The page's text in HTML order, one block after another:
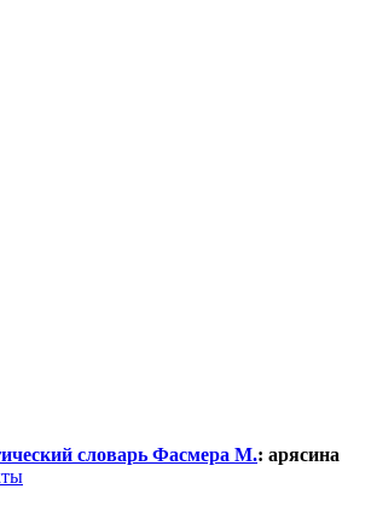
словарь Фасмера М.: арясина